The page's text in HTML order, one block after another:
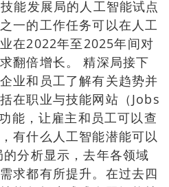
能发展局的人工智能试点
一的工作任务可以在人工
在2022年至2025年间对
翻倍增长。 精深局接下
业和员工了解有关趋势并
在职业与技能网站（Jobs
能，让雇主和员工可以查
有什么人工智能潜能可以
分析显示，去年各领域
求都有所提升。在过去四